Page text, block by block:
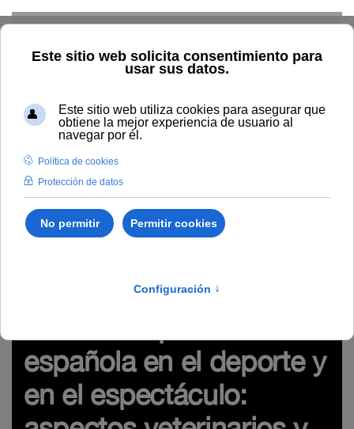
Inicio Estudiar Oferta académica
Cursos de verano
El bienestar animal del caballo de pura raza española en el
Cursos de verano/ Ciencias
0686
Año académico: 2025/26
El bienestar animal del
española en el deporte y
en el espectáculo: